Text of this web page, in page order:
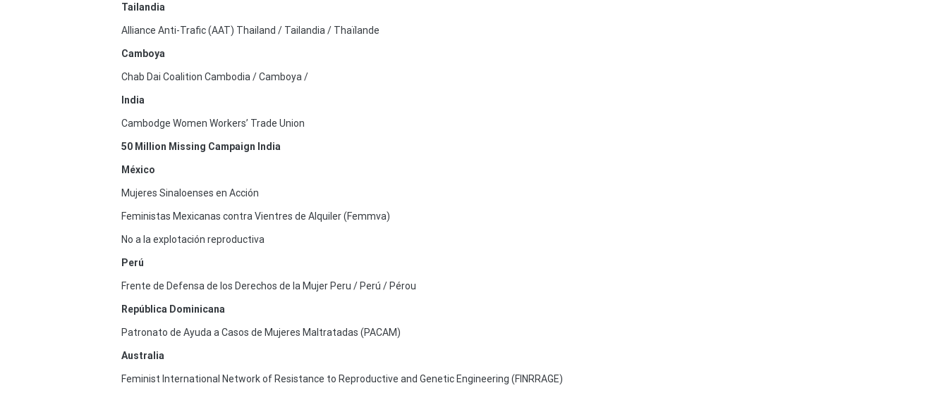
Tailandia
Alliance Anti-Trafic (AAT) Thailand / Tailandia / Thaïlande
Camboya
Chab Dai Coalition Cambodia / Camboya /
India
Cambodge Women Workers’ Trade Union
50 Million Missing Campaign India
México
Mujeres Sinaloenses en Acción
Feministas Mexicanas contra Vientres de Alquiler (Femmva)
No a la explotación reproductiva
Perú
Frente de Defensa de los Derechos de la Mujer Peru / Perú / Pérou
República Dominicana
Patronato de Ayuda a Casos de Mujeres Maltratadas (PACAM)
Australia
Feminist International Network of Resistance to Reproductive and Genetic Engineering (FINRRAGE)